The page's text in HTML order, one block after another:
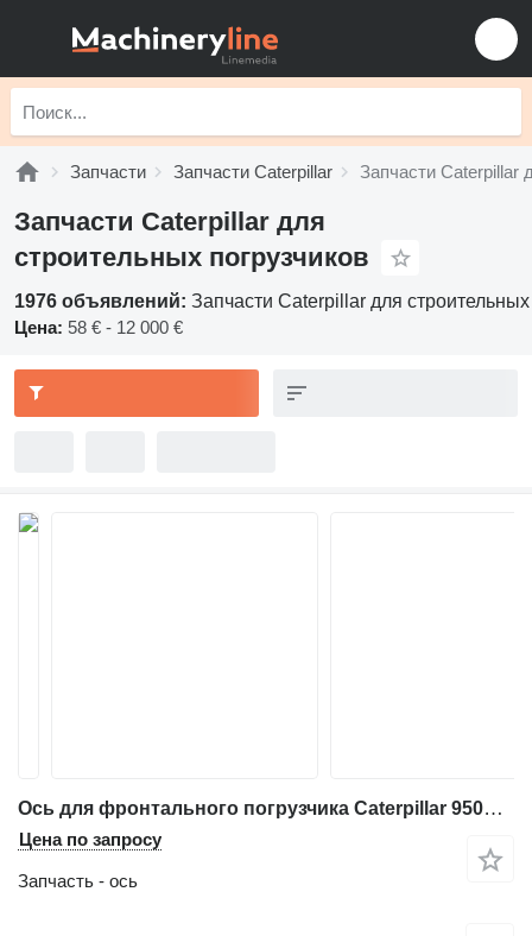
Запчасти Запчасти Caterpillar Запчасти Caterpillar
Запчасти Caterpillar для
строительных погрузчиков
1976 объявлений: Запчасти Caterpillar для строительных
Цена: 58 € - 12 000 €
Ось для фронтального погрузчика Caterpillar 950M по запчастям
Цена по запросу
Запчасть - ось